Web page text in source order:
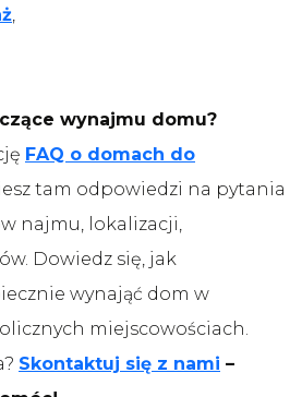
,
wynajmu domu?
FAQ o domach do
tam odpowiedzi na pytania
najmu, lokalizacji,
Dowiedz się, jak
wynająć dom w
miejscowościach.
Skontaktuj się z nami –